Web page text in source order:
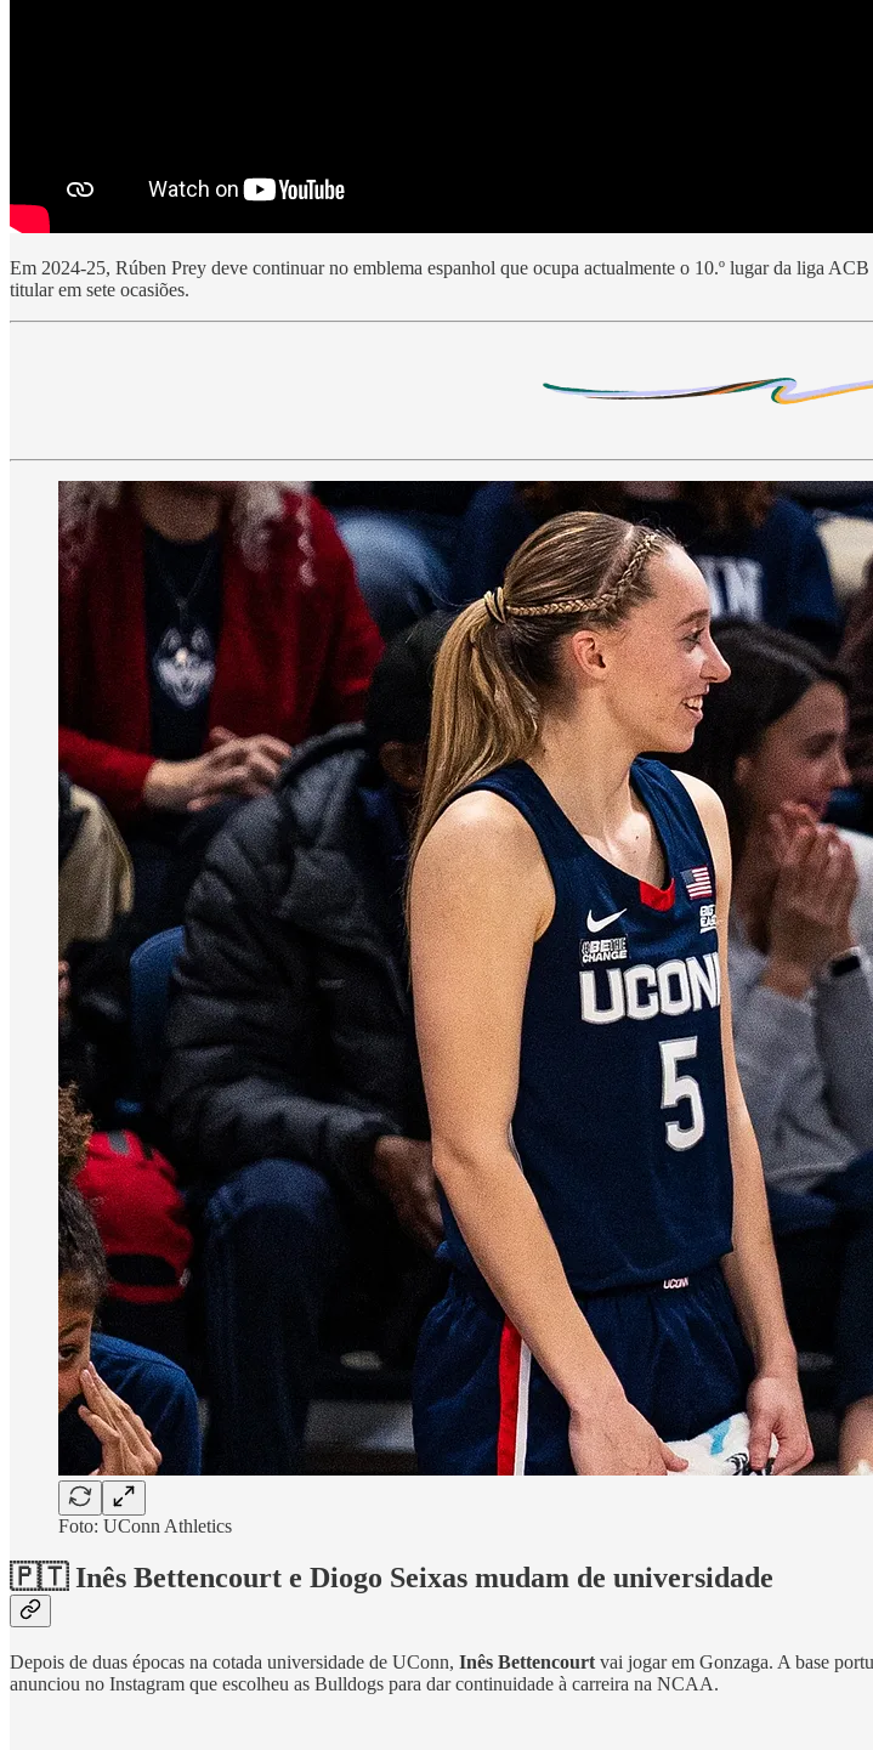
Em 2024-25, Rúben Prey deve continuar no emblema espanhol que ocupa actualmente o 10.º lugar da liga
titular em sete ocasiões.
Foto: UConn Athletics
🇵🇹 Inês Bettencourt e Diogo Seixas mudam de universidade
Depois de duas épocas na cotada universidade de UConn, Inês Bettencourt vai jogar em Gonzaga. A base
anunciou no Instagram que escolheu as Bulldogs para dar continuidade à carreira na NCAA.